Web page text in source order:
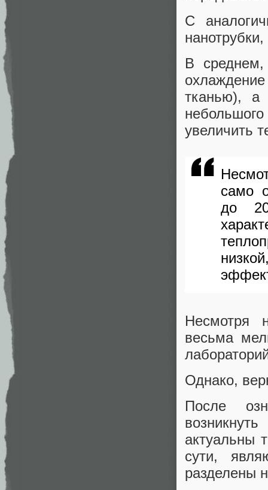
С
В среднем,
тканью), а
увеличить
само
до
Несмотря
весьма
Однако,
После
актуальны
сути,
разделены